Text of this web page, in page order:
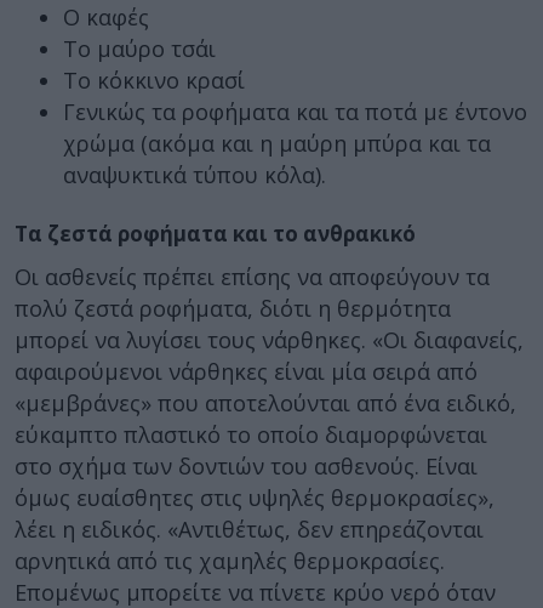
Ο καφές
Το μαύρο τσάι
Το κόκκινο κρασί
Γενικώς τα ροφήματα και τα ποτά με έντονο
χρώμα (ακόμα και η μαύρη μπύρα και τα
αναψυκτικά τύπου κόλα).
Τα ζεστά ροφήματα και το ανθρακικό
Οι ασθενείς πρέπει επίσης να αποφεύγουν τα
πολύ ζεστά ροφήματα, διότι η θερμότητα
μπορεί να λυγίσει τους νάρθηκες. «Οι διαφανείς,
αφαιρούμενοι νάρθηκες είναι μία σειρά από
«μεμβράνες» που αποτελούνται από ένα ειδικό,
εύκαμπτο πλαστικό το οποίο διαμορφώνεται
στο σχήμα των δοντιών του ασθενούς. Είναι
όμως ευαίσθητες στις υψηλές θερμοκρασίες»,
λέει η ειδικός. «Αντιθέτως, δεν επηρεάζονται
αρνητικά από τις χαμηλές θερμοκρασίες.
Επομένως μπορείτε να πίνετε κρύο νερό όταν